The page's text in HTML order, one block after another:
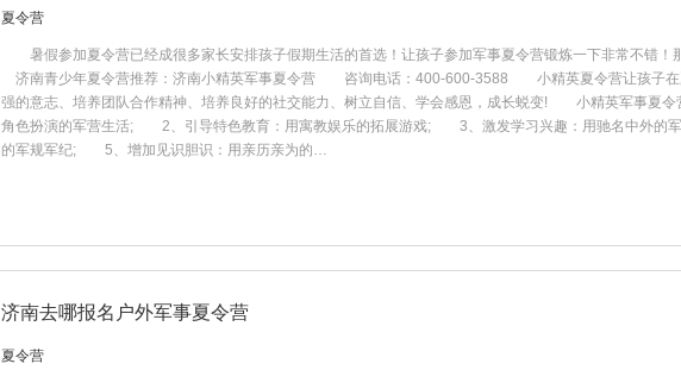
夏令营
暑假参加夏令营已经成很多家长安排孩子假期生活的首选！让孩子参加军事夏令营锻炼一下非常不错！
济南青少年夏令营推荐：济南小精英军事夏令营 咨询电话：400-600-3588​ 小精英夏令营让孩子在
强的意志、培养团队合作精神、培养良好的社交能力、树立自信、学会感恩，成长蜕变! 小精英军事夏
角色扮演的军营生活; 2、引导特色教育：用寓教娱乐的拓展游戏; 3、激发学习兴趣：用驰名中外的
的军规军纪; 5、增加见识胆识：用亲历亲为的…
济南去哪报名户外军事夏令营
夏令营